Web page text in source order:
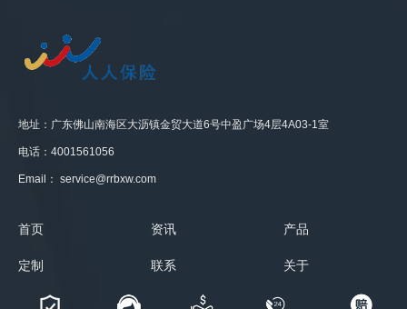
地址：广东佛山南海区大沥镇金贸大道6号中盈广场4层4A03-1室
电话：4001561056
Email： service@rrbxw.com
首页 资讯 产品
定制 联系 关于